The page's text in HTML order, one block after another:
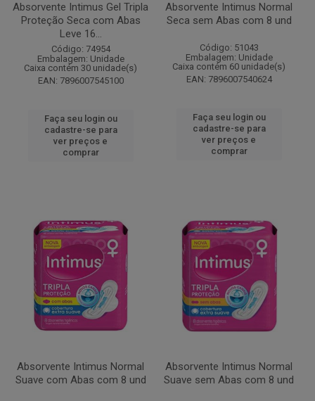
Absorvente Intimus Gel Tripla
Proteção Seca com Abas
Leve 16...
Código: 74954
Embalagem: Unidade
Caixa contém 30 unidade(s)
EAN: 7896007545100
Faça seu login ou
cadastre-se para
ver preços e
comprar
Absorvente Intimus Normal
Seca sem Abas com 8 und
Código: 51043
Embalagem: Unidade
Caixa contém 60 unidade(s)
EAN: 7896007540624
Faça seu login ou
cadastre-se para
ver preços e
comprar
Absorvente Intimus Normal
Suave com Abas com 8 und
Absorvente Intimus Normal
Suave sem Abas com 8 und